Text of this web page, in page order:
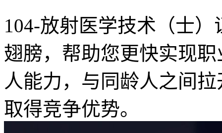
104-放射医学技术（士
翅膀，帮助您更快实现
人能力，与同龄人之间
取得竞争优势。